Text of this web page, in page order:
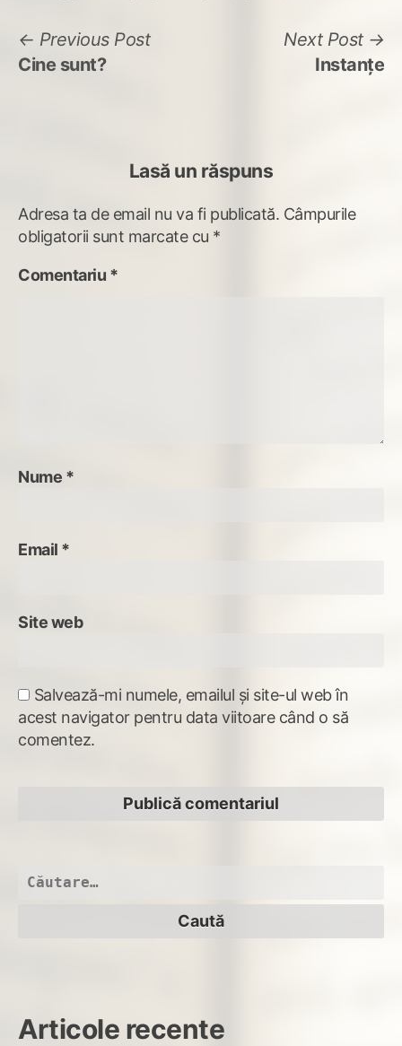
Navigare
în
Previous PostPrevious
Cine sunt?
Next Post
Instanţe
Lasă un răspuns
Adresa ta de email nu va fi publicată. Câmpurile
obligatorii sunt marcate cu *
Comentariu *
Nume *
Email *
Site web
Salvează-mi numele, emailul și site-ul web în
acest navigator pentru data viitoare când o să
comentez.
Caută
Articole recente